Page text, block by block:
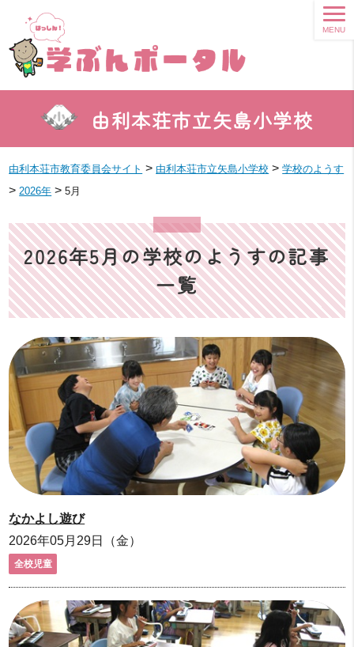
由利本荘市立矢島小学校
MENU
由利本荘市教育委員会サイト > 由利本荘市立矢島小学校 >学校のようす
> 2026年 >5月
2026年5月の学校のようすの記事
一覧
なかよし遊び
2026年05月29日（金）
全校児童